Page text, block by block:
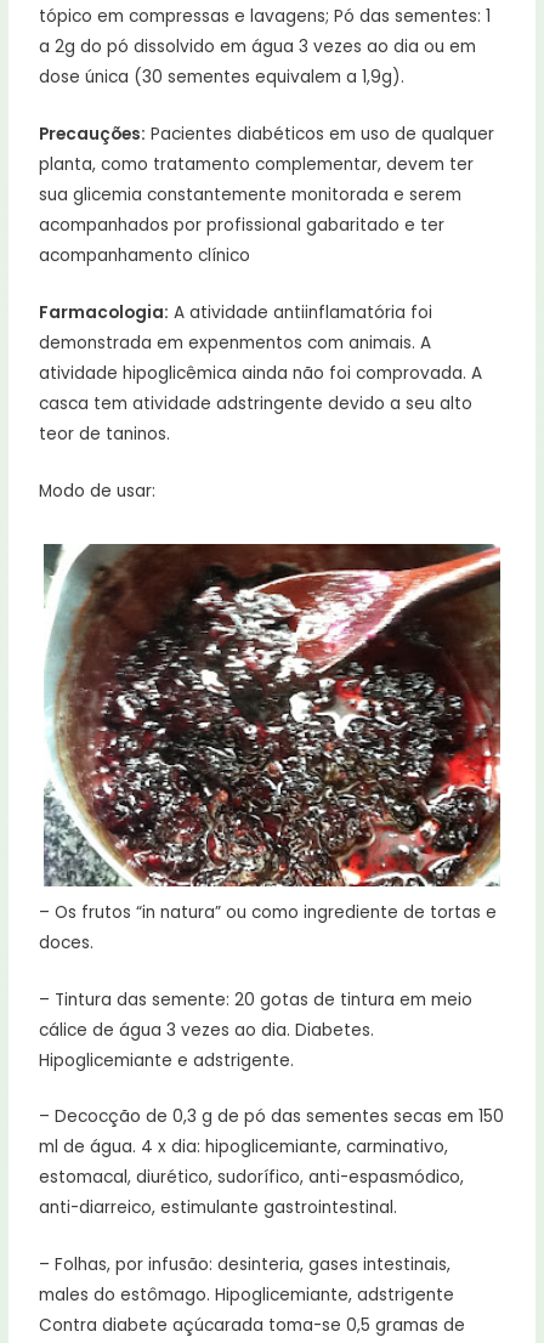
tópico em compressas e lavagens; Pó das sementes: 1
a 2g do pó dissolvido em água 3 vezes ao dia ou em
dose única (30 sementes equivalem a 1,9g).
Precauções: Pacientes diabéticos em uso de qualquer
planta, como tratamento complementar, devem ter
sua glicemia constantemente monitorada e serem
acompanhados por profissional gabaritado e ter
acompanhamento clínico
Farmacologia: A atividade antiinflamatória foi
demonstrada em expenmentos com animais. A
atividade hipoglicêmica ainda não foi comprovada. A
casca tem atividade adstringente devido a seu alto
teor de taninos.
Modo de usar:
– Os frutos “in natura” ou como ingrediente de tortas e
doces.
– Tintura das semente: 20 gotas de tintura em meio
cálice de água 3 vezes ao dia. Diabetes.
Hipoglicemiante e adstrigente.
– Decocção de 0,3 g de pó das sementes secas em 150
ml de água. 4 x dia: hipoglicemiante, carminativo,
estomacal, diurético, sudorífico, anti-espasmódico,
anti-diarreico, estimulante gastrointestinal.
– Folhas, por infusão: desinteria, gases intestinais,
males do estômago. Hipoglicemiante, adstrigente
Contra diabete açúcarada toma-se 0,5 gramas de